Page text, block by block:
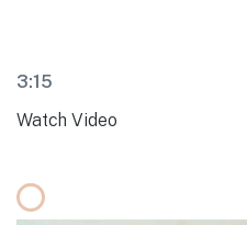
3:15
Watch Video